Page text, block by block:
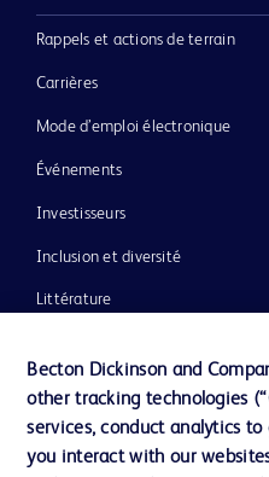
Rappels et actions de terrain
Carrières
Mode d’emploi électronique
Événements
Investisseurs
Inclusion et diversité
Littérature
Notre entreprise
Éthique et conformité
Becton Dickinson and
other tracking technologies
services, conduct analytics
you interact with our